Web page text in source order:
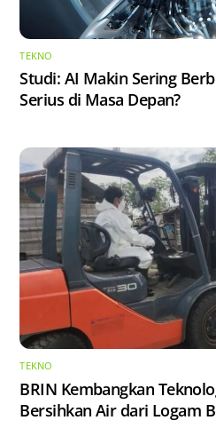
TEKNO
Studi: AI Makin Sering
Serius di Masa Depan?
TEKNO
BRIN Kembangkan
Bersihkan Air dari Logam